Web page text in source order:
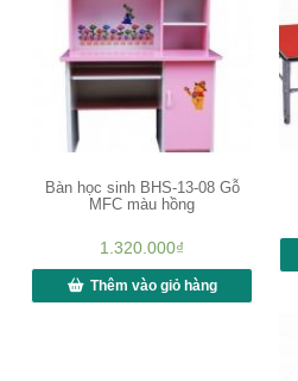
Bàn học sinh BHS-13-08 Gỗ
MFC màu hồng
1.320.000₫
Thêm vào giỏ hàng